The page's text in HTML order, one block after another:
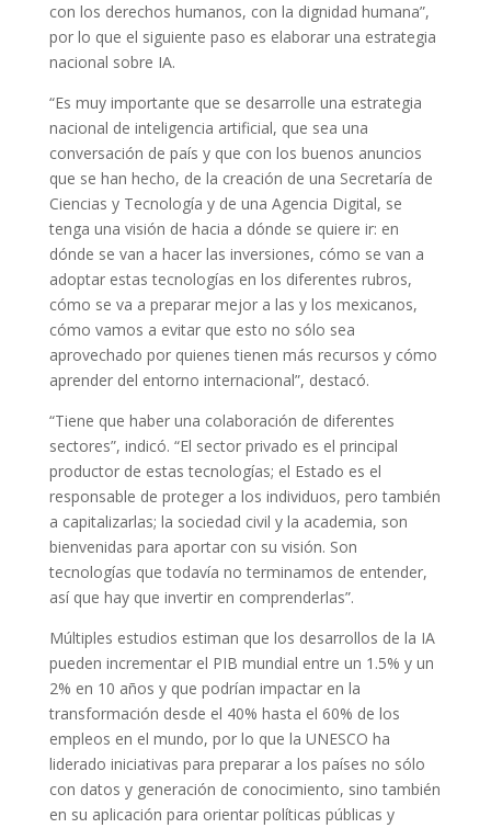
con los derechos humanos, con la dignidad humana”,
por lo que el siguiente paso es elaborar una estrategia
nacional sobre IA.
“Es muy importante que se desarrolle una estrategia
nacional de inteligencia artificial, que sea una
conversación de país y que con los buenos anuncios
que se han hecho, de la creación de una Secretaría de
Ciencias y Tecnología y de una Agencia Digital, se
tenga una visión de hacia a dónde se quiere ir: en
dónde se van a hacer las inversiones, cómo se van a
adoptar estas tecnologías en los diferentes rubros,
cómo se va a preparar mejor a las y los mexicanos,
cómo vamos a evitar que esto no sólo sea
aprovechado por quienes tienen más recursos y cómo
aprender del entorno internacional”, destacó.
“Tiene que haber una colaboración de diferentes
sectores”, indicó. “El sector privado es el principal
productor de estas tecnologías; el Estado es el
responsable de proteger a los individuos, pero también
a capitalizarlas; la sociedad civil y la academia, son
bienvenidas para aportar con su visión. Son
tecnologías que todavía no terminamos de entender,
así que hay que invertir en comprenderlas”.
Múltiples estudios estiman que los desarrollos de la IA
pueden incrementar el PIB mundial entre un 1.5% y un
2% en 10 años y que podrían impactar en la
transformación desde el 40% hasta el 60% de los
empleos en el mundo, por lo que la UNESCO ha
liderado iniciativas para preparar a los países no sólo
con datos y generación de conocimiento, sino también
en su aplicación para orientar políticas públicas y